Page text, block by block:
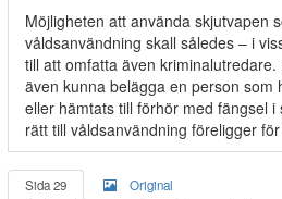
Möjligheten att använda skjutvapen
våldsanvändning skall således – i
till att omfatta även
även kunna belägga en person som
eller hämtats till förhör med fängsel
rätt till våldsanvändning föreligger
Sida 29 Original